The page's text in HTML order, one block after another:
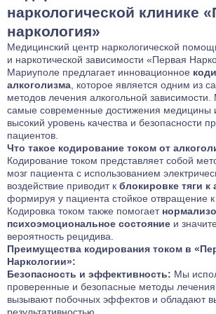
проводится добровольно и легально, но не
постановки на какой-либо учёт.
возможность управления транспортным
получения обычной справки от терапевта в
порядке).
кодирования вы можете обсудить с
возможность разбивки платежа на 2-3
вас графику.
наркологической клинике
наркология»
Медицинский центр наркологической
и наркотической зависимости «Первая
Мариуполе предлагает инновационное
алкоголизма , которое является одним из
методов лечения алкогольной
самые современные достижения медицины
высокий уровень качества и безопасности
пациентов.
Что такое кодирование током от
Кодирование током представляет собой
мозг пациента с использованием
воздействие приводит к блокировке тяги к
формируя у пациента стойкое отвращение к
Кодировка током также помогает
психоэмоциональное состояние и
вероятность рецидива.
Преимущества кодирования током в
Наркологии»:
Безопасность и эффективность: Мы
проверенные и безопасные методы
вызывают побочных эффектов и обладают